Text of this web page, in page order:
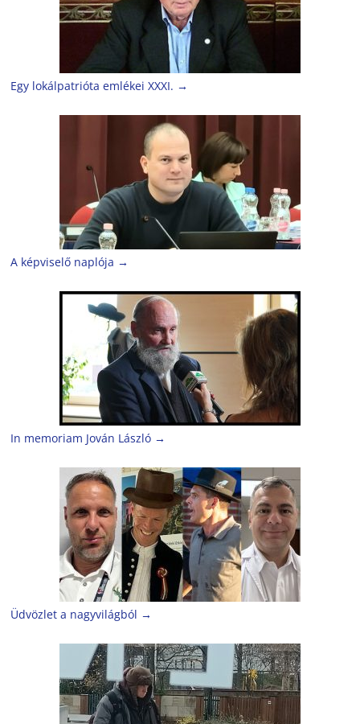
Egy lokálpatrióta emlékei XXXI. →
A képviselő naplója →
In memoriam Jován László →
Üdvözlet a nagyvilágból →